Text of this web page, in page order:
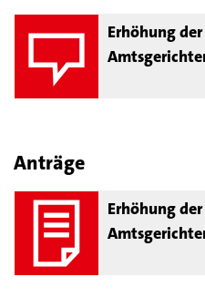
Erhöhung
Anträge
Erhöhung